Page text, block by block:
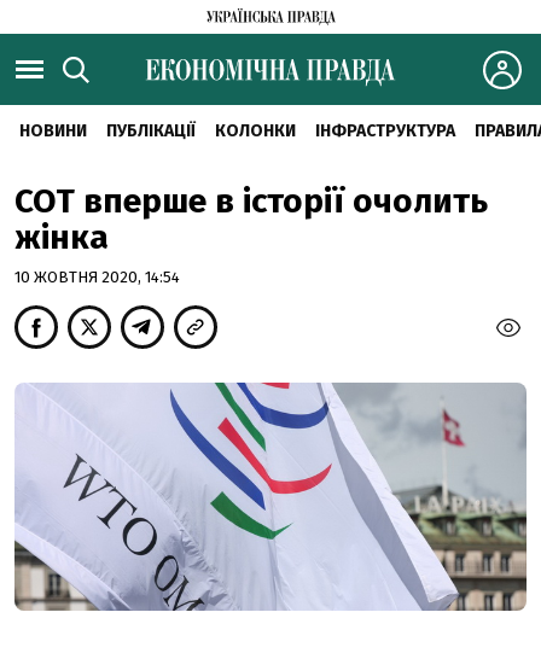
НОВИНИ ПУБЛІКАЦІЇ КОЛОНКИ ІНФРАСТРУКТУРА
СОТ вперше в історії очолить
жінка
10 ЖОВТНЯ 2020, 14:54